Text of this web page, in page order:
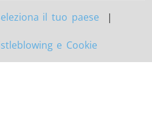
il tuo paese |
e Cookie